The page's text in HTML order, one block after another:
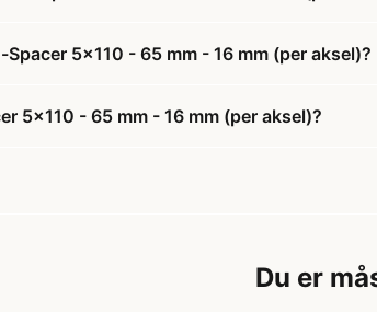
5x110 - 65 mm - 16 mm (per aksel)?
5x110 - 65 mm - 16 mm (per aksel)?
Du er